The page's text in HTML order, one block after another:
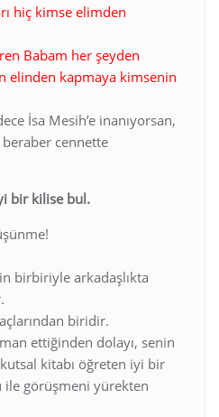
hiç kimse elimden
Babam her şeyden
elinden kapmaya kimsenin
İsa Mesih’e inanıyorsan,
beraber cennette
bir kilise bul.
birbiriyle arkadaşlıkta
biridir.
ettiğinden dolayı, senin
kitabı öğreten iyi bir
ile görüşmeni yürekten